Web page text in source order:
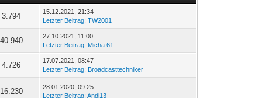
3.794
15.12.2021, 21:34
Letzter Beitrag:TW2001
40.940
27.10.2021, 11:00
Letzter Beitrag: Micha 61
4.726
17.07.2021, 08:47
Letzter Beitrag: Broadcasttechniker
16.230
28.01.2020, 09:25
Letzter Beitrag:Andi13